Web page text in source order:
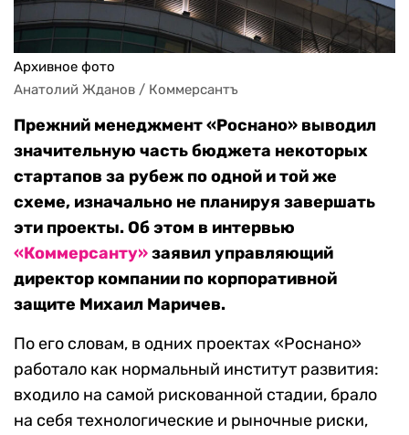
Архивное фото
Анатолий Жданов / Коммерсантъ
Прежний менеджмент «Роснано» выводил
значительную часть бюджета некоторых
стартапов за рубеж по одной и той же
схеме, изначально не планируя завершать
эти проекты. Об этом в интервью
«Коммерсанту»заявил управляющий
директор компании по корпоративной
защите Михаил Маричев.
По его словам, в одних проектах «Роснано»
работало как нормальный институт развития:
входило на самой рискованной стадии, брало
на себя технологические и рыночные риски,